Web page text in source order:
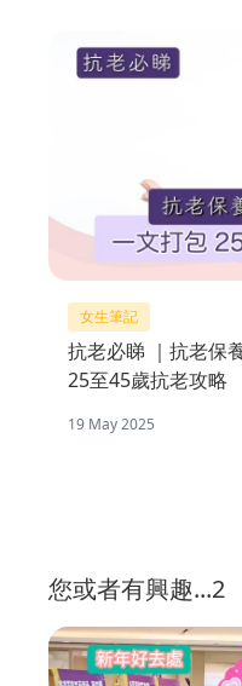
女生筆記
抗老必睇 ｜抗老保
25至45歲抗老攻略
19 May 2025
您或者有興趣...2